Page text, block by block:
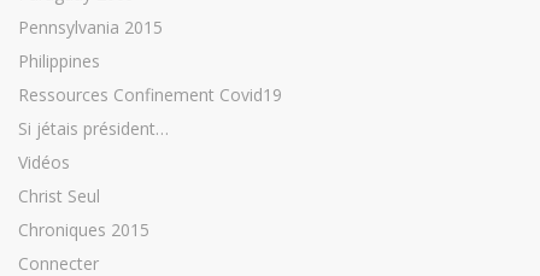
Pennsylvania 2015
Philippines
Ressources Confinement Covid19
Si jétais président…
Vidéos
Christ Seul
Chroniques 2015
Connecter